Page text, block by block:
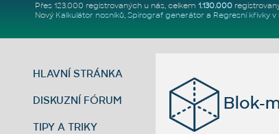
Přes 123.000 registrovaných u nás, celkem 1.130.000
Nový Kalkulátor nosníků, Spirograf generátor a Regresní křivkyv
HLAVNÍ STRÁNKA
DISKUZNÍ FÓRUM
TIPY A TRIKY
Blok-